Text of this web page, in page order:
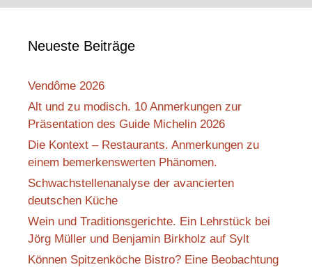
Neueste Beiträge
Vendôme 2026
Alt und zu modisch. 10 Anmerkungen zur
Präsentation des Guide Michelin 2026
Die Kontext – Restaurants. Anmerkungen zu
einem bemerkenswerten Phänomen.
Schwachstellenanalyse der avancierten
deutschen Küche
Wein und Traditionsgerichte. Ein Lehrstück bei
Jörg Müller und Benjamin Birkholz auf Sylt
Können Spitzenköche Bistro? Eine Beobachtung